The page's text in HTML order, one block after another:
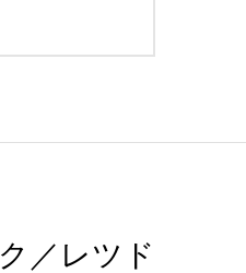
／レツド